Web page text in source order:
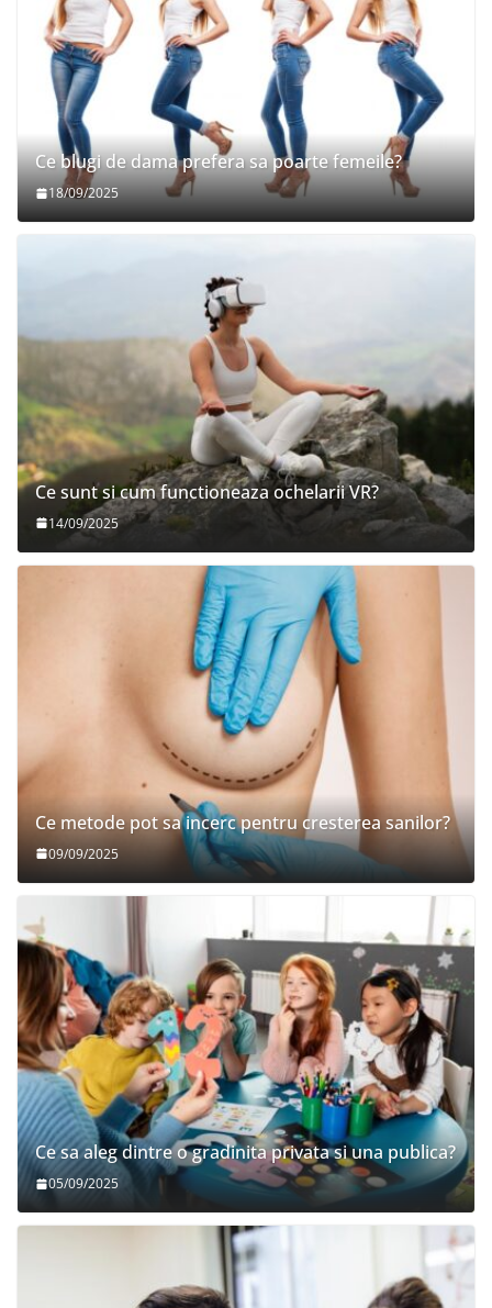
Ce blugi de dama prefera sa poarte femeile?
18/09/2025
Ce sunt si cum functioneaza ochelarii VR?
14/09/2025
Ce metode pot sa incerc pentru cresterea sanilor?
09/09/2025
Ce sa aleg dintre o gradinita privata si una publica?
05/09/2025